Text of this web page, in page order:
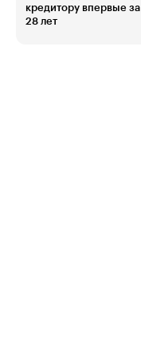
кредитору впервые за
28 лет